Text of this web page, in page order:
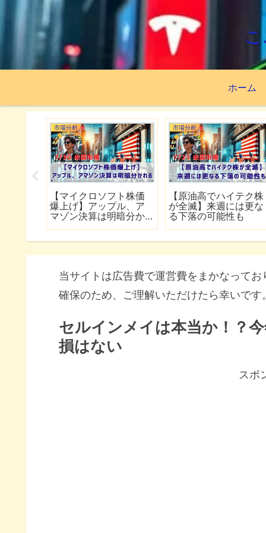
ホーム
市場分析
【TSMC増益の神決算で
も株価下落】ネットフ
リックスの決算は予想
市場分析
【スペースXが公開価
割れ】FOMCで何が語
れるのか
当サイトは広告費で運営費をまかなって
確保のため、ご理解いただけたら幸いです
セルインメイは本当か！？
損はない
スポ